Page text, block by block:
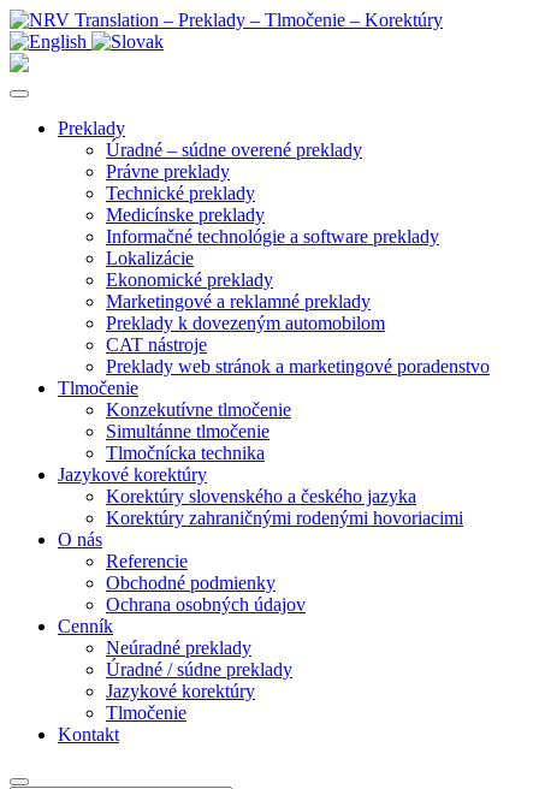
Preklady
Úradné – súdne overené preklady
Právne preklady
Technické preklady
Medicínske preklady
Informačné technológie a software preklady
Lokalizácie
Ekonomické preklady
Marketingové a reklamné preklady
Preklady k dovezeným automobilom
CAT nástroje
Preklady web stránok a marketingové poradenstvo
Tlmočenie
Konzekutívne tlmočenie
Simultánne tlmočenie
Tlmočnícka technika
Jazykové korektúry
Korektúry slovenského a českého jazyka
Korektúry zahraničnými rodenými hovoriacimi
O nás
Referencie
Obchodné podmienky
Ochrana osobných údajov
Cenník
Neúradné preklady
Úradné / súdne preklady
Jazykové korektúry
Tlmočenie
Kontakt